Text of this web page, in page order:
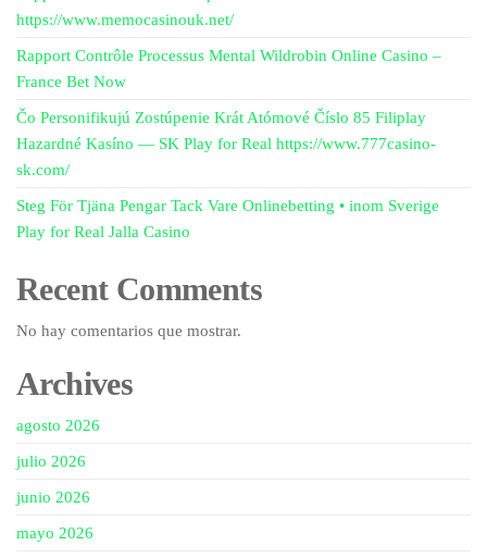
https://www.memocasinouk.net/
Rapport Contrôle Processus Mental Wildrobin Online Casino –
France Bet Now
Čo Personifikujú Zostúpenie Krát Atómové Číslo 85 Filiplay
Hazardné Kasíno — SK Play for Real https://www.777casino-
sk.com/
Steg För Tjäna Pengar Tack Vare Onlinebetting • inom Sverige
Play for Real Jalla Casino
Recent Comments
No hay comentarios que mostrar.
Archives
agosto 2026
julio 2026
junio 2026
mayo 2026